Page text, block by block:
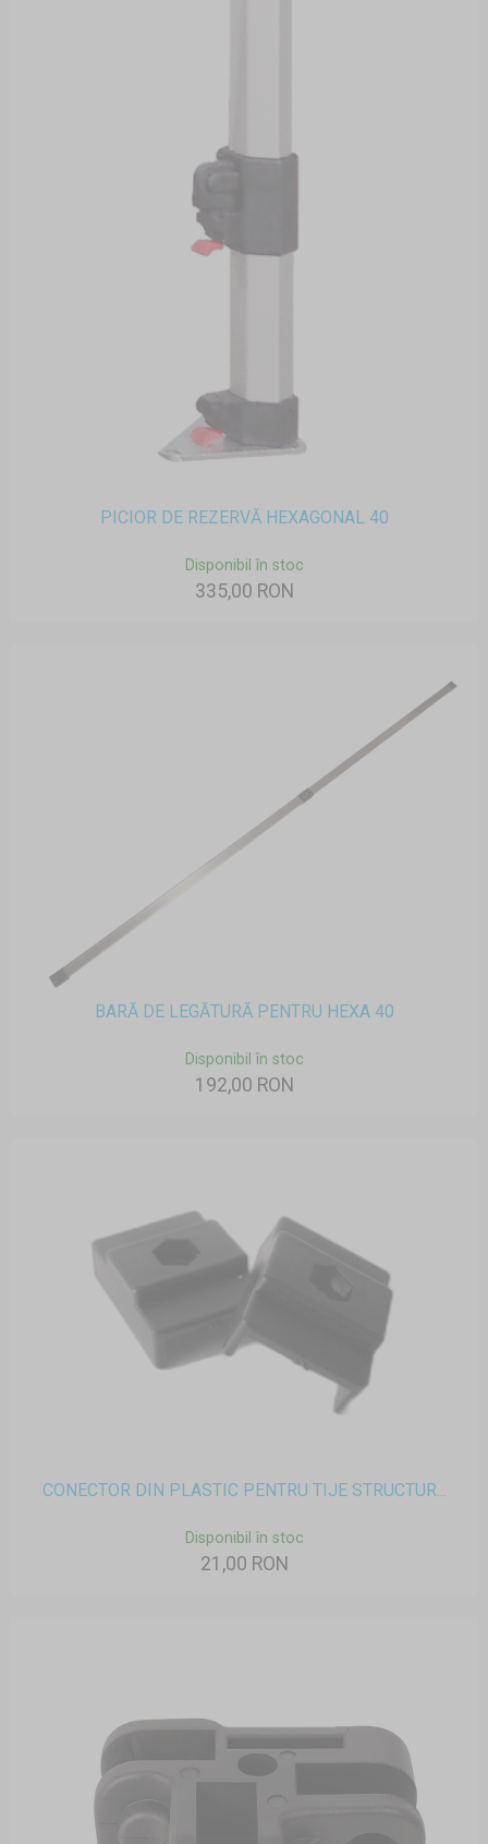
PICIOR DE REZERVĂ HEXAGONAL 40
Disponibil în stoc
335,00 RON
BARĂ DE LEGĂTURĂ PENTRU HEXA 40
Disponibil în stoc
192,00 RON
CONECTOR DIN PLASTIC PENTRU TIJE STRUCTUR...
Disponibil în stoc
21,00 RON